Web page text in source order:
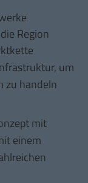
Region
um
zu handeln
mit
einem